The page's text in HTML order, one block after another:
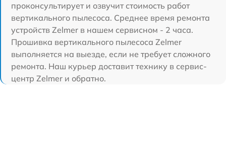
проконсультирует и озвучит стоимость работ
вертикального пылесоса. Среднее время ремонта
устройств Zelmer в нашем сервисном - 2 часа.
Прошивка вертикального пылесоса Zelmer
выполняется на выезде, если не требует сложного
ремонта. Наш курьер доставит технику в сервис-
центр Zelmer и обратно.